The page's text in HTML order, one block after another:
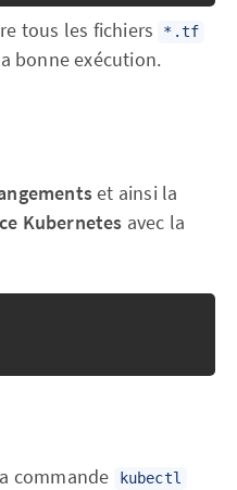
tous les fichiers *.tf
bonne exécution.
et ainsi la
Kubernetes avec la
commande kubectl